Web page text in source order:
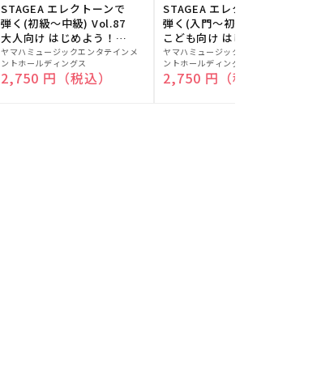
STAGEA エレクトーンで
弾く(初級～中級) Vol.87
大人向け はじめよう！
ELB-02(楽器のトリセツ
付)
販
売
元:
ヤマハミュージックエンタテインメ
ントホールディングス
通常価格
2,750 円（税込）
STAGEA エレクトーンで
弾く(入門～初級) Vol.86
こども向け はじめよう！
ELB-02(楽器のトリセツ
付)
販
売
元:
ヤマハミュージックエンタテインメ
ントホールディングス
通常価格
2,750 円（税込）